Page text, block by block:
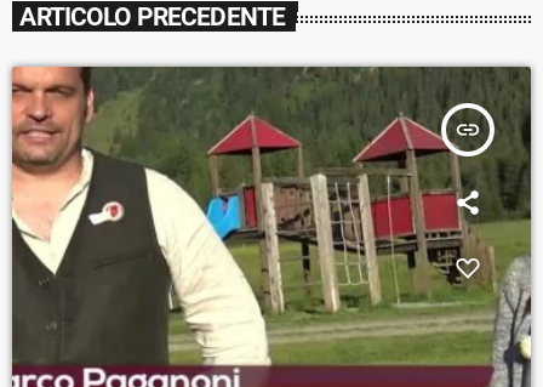
ARTICOLO PRECEDENTE
insert_link